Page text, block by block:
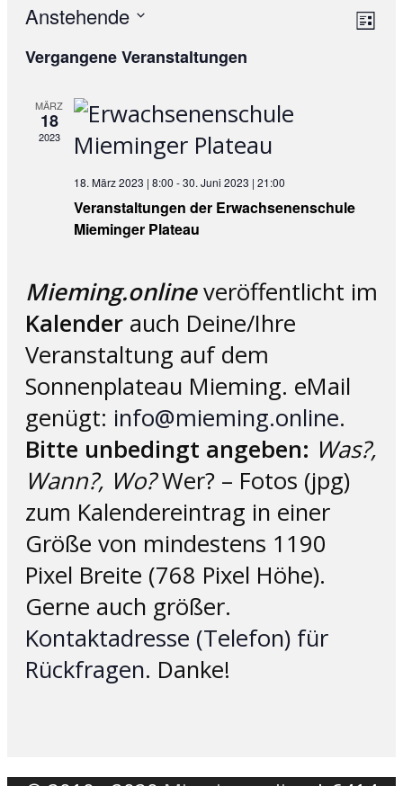
Anstehende
Datum
wählen.
Vergangene Veranstaltungen
MÄRZ
18
2023
18. März 2023 | 8:00 -30. Juni 2023 | 21:00
Veranstaltungen der Erwachsenenschule
Mieminger Plateau
Mieming.onlineveröffentlicht im
Kalenderauch Deine/Ihre
Veranstaltung auf dem
Sonnenplateau Mieming. eMail
genügt: info@mieming.online.
Bitte unbedingt angeben: Was?,
Wann?, Wo?Wer? – Fotos (jpg)
zum Kalendereintrag in einer
Größe von mindestens 1190
Pixel Breite (768 Pixel Höhe).
Gerne auch größer.
Kontaktadresse (Telefon) für
Rückfragen. Danke!